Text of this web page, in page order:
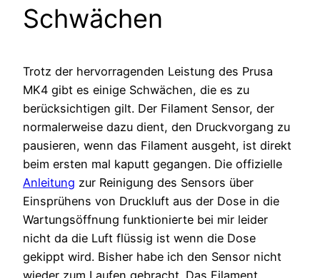
Schwächen
Trotz der hervorragenden Leistung des Prusa
MK4 gibt es einige Schwächen, die es zu
berücksichtigen gilt. Der Filament Sensor, der
normalerweise dazu dient, den Druckvorgang zu
pausieren, wenn das Filament ausgeht, ist direkt
beim ersten mal kaputt gegangen. Die offizielle
Anleitung zur Reinigung des Sensors über
Einsprühens von Druckluft aus der Dose in die
Wartungsöffnung funktionierte bei mir leider
nicht da die Luft flüssig ist wenn die Dose
gekippt wird. Bisher habe ich den Sensor nicht